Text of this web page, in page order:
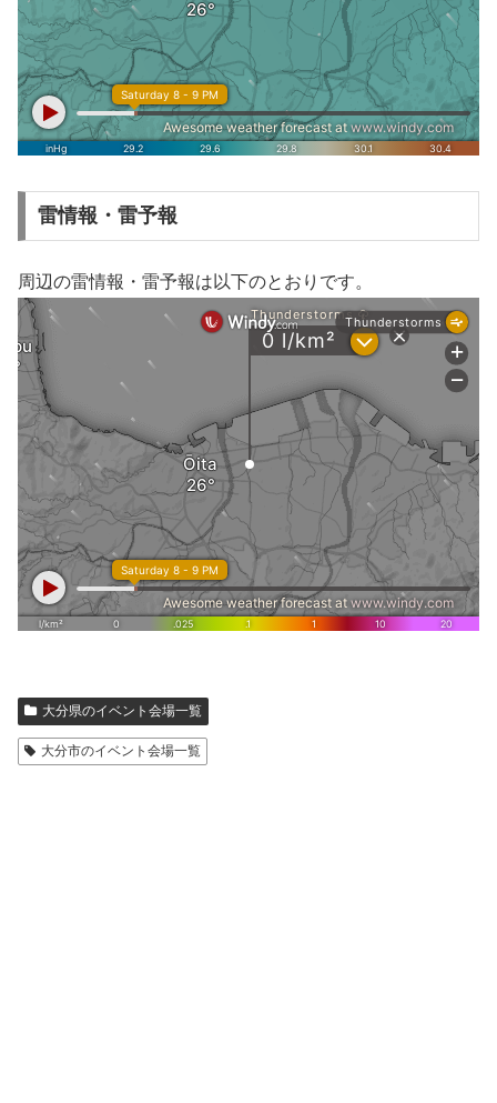
雷情報・雷予報
周辺の雷情報・雷予報は以下のとおりです。
大分県のイベント会場一覧
大分市のイベント会場一覧